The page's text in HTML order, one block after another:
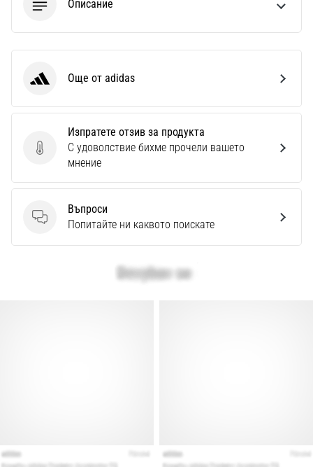
Описание
Изпратете отзив за продукта
Изпратете отзив за продукта
С удоволствие бихме прочели вашето
мнение
Въпроси
Въпроси
Попитайте ни каквото поискате
adidas Още от adidas